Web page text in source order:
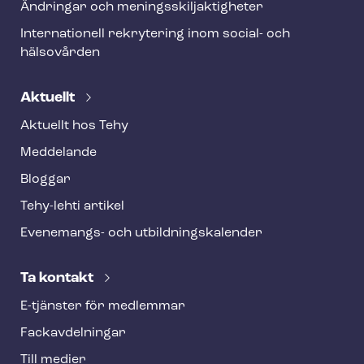
Ändringar och me­nings­skilj­ak­tig­he­ter
Internationell rekrytering inom social- och
hälsovården
Aktuellt
Aktuellt hos Tehy
Meddelande
Bloggar
Tehy-lehti artikel
Evenemangs- och ut­bild­nings­ka­len­der
Ta kontakt
E-tjänster för medlemmar
Fackav­del­ning­ar
Till medier